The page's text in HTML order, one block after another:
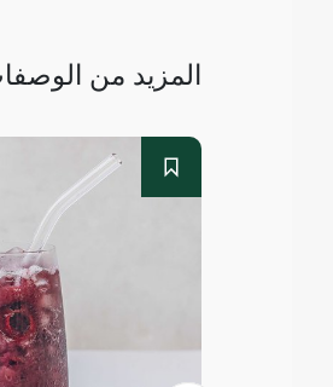
المزيد من